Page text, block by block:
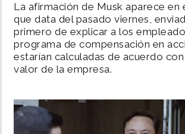
POLÍTICA
SHOW
MUNDO
La afirmación de Musk aparece en
que data del pasado viernes,
primero de explicar a los
programa de compensación en
estarían calculadas de acuerdo
valor de la empresa.